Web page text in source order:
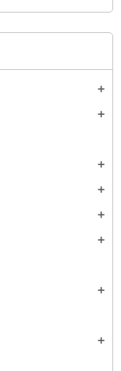
add
add
add
add
add
add
add
add